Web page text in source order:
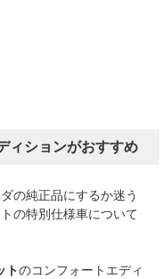
ィションがおすすめ
の純正品にするか迷う
の特別仕様車について
トのコンフォートエディ